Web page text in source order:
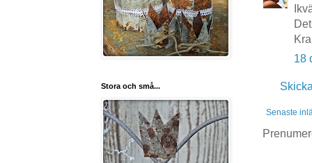
18
Senaste
Stora och små...